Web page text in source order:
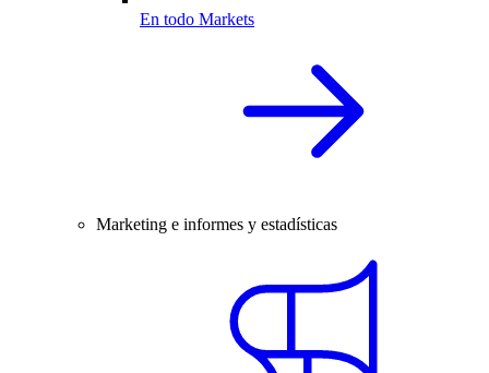
En todo Markets
Marketing e informes y estadísticas